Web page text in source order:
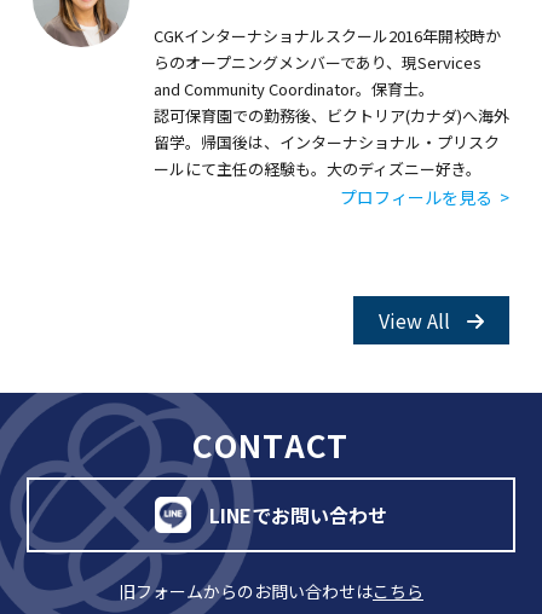
CGKインターナショナルスクール2016年開校時か
らのオープニングメンバーであり、現Services
and Community Coordinator。保育士。
認可保育園での勤務後、ビクトリア(カナダ)へ海外
留学。帰国後は、インターナショナル・プリスク
ールにて主任の経験も。大のディズニー好き。
プロフィールを見る >
View All
CONTACT
LINEでお問い合わせ
旧フォームからのお問い合わせはこちら